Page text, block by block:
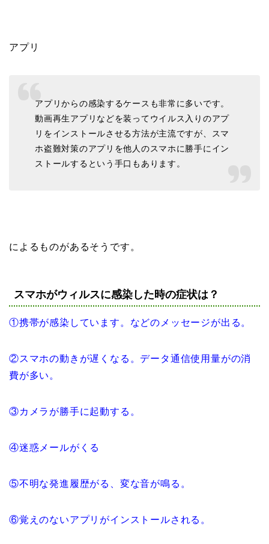
アプリ
アプリからの感染するケースも非常に多いです。
動画再生アプリなどを装ってウイルス入りのアプ
リをインストールさせる方法が主流ですが、スマ
ホ盗難対策のアプリを他人のスマホに勝手にイン
ストールするという手口もあります。
によるものがあるそうです。
スマホがウィルスに感染した時の症状は？
①携帯が感染しています。などのメッセージが出る。
②スマホの動きが遅くなる。データ通信使用量がの消
費が多い。
③カメラが勝手に起動する。
④迷惑メールがくる
⑤不明な発進履歴がる、変な音が鳴る。
⑥覚えのないアプリがインストールされる。